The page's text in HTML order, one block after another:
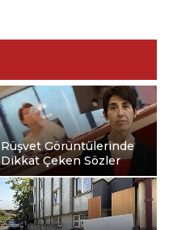
Rüşvet Görüntülerinde
Dikkat Çeken Sözler